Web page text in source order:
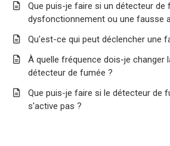
Que puis-je faire si un détecteur de
dysfonctionnement ou une fausse
Qu'est-ce qui peut déclencher une
À quelle fréquence dois-je changer
détecteur de fumée ?
Que puis-je faire si le détecteur de
s'active pas ?